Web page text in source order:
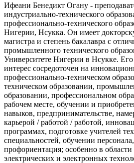
Ифеани Бенедикт Огану -
индустриально-технического
профессионально-технического
Нигерии, Нсукка. Он имеет
магистра и степень бакалавра с
промышленного технического
Университете Нигерии в Нсукке. Его
интерес сосредоточен на
профессионально-техническом
техническом образовании,
образовании, профессиональном
рабочем месте, обучении и
навыков, предпринимательстве,
карьерой / работой / работой,
программах, подготовке учителей
специальностей, обучении
профориентация; особенно в области
электрических и электронных